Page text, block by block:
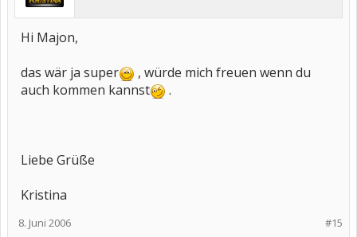
Hi Majon,
das wär ja super
, würde mich freuen wenn du
auch kommen kannst
.
Liebe Grüße
Kristina
#15
8. Juni 2006